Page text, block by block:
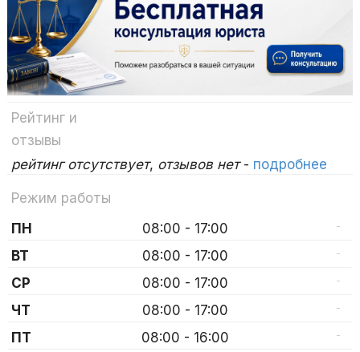
Рейтинг и
отзывы
рейтинг отсутствует, отзывов нет- подробнее
Режим работы
ПН
08:00 - 17:00 -
ВТ 08:00 - 17:00 -
СР 08:00 - 17:00 -
ЧТ 08:00 - 17:00 -
ПТ 08:00 - 16:00 -